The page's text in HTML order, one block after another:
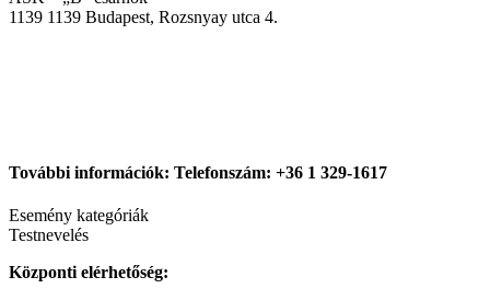
1139 1139 Budapest, Rozsnyay utca 4.
További információk: Telefonszám: +36 1 329-1617
Esemény kategóriák
Testnevelés
Központi elérhetőség: